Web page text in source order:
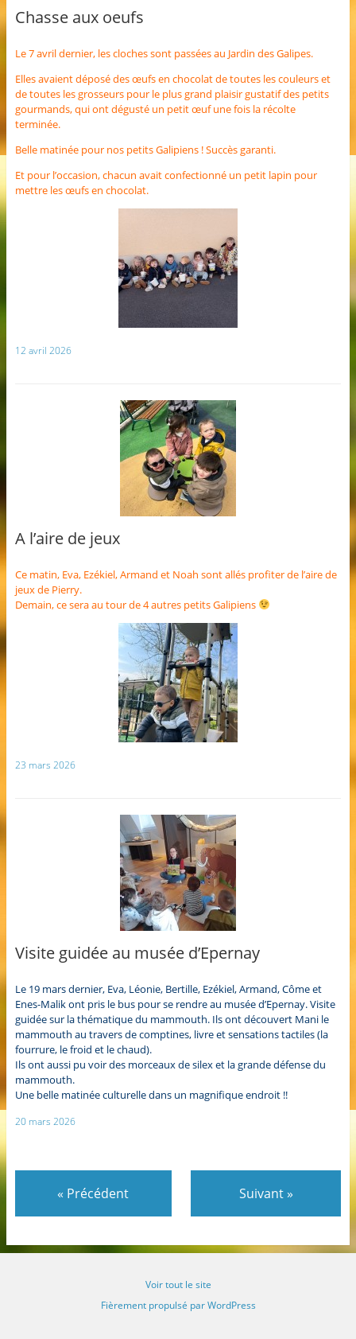
Chasse aux oeufs
Le 7 avril dernier, les cloches sont passées au Jardin des Galipes.
Elles avaient déposé des œufs en chocolat de toutes les couleurs et
de toutes les grosseurs pour le plus grand plaisir gustatif des petits
gourmands, qui ont dégusté un petit œuf une fois la récolte
terminée.
Belle matinée pour nos petits Galipiens ! Succès garanti.
Et pour l’occasion, chacun avait confectionné un petit lapin pour
mettre les œufs en chocolat.
12 avril 2026
A l’aire de jeux
Ce matin, Eva, Ezékiel, Armand et Noah sont allés profiter de l’aire de
jeux de Pierry.
Demain, ce sera au tour de 4 autres petits Galipiens
23 mars 2026
Visite guidée au musée d’Epernay
Le 19 mars dernier, Eva, Léonie, Bertille, Ezékiel, Armand, Côme et
Enes-Malik ont pris le bus pour se rendre au musée d’Epernay. Visite
guidée sur la thématique du mammouth. Ils ont découvert Mani le
mammouth au travers de comptines, livre et sensations tactiles (la
fourrure, le froid et le chaud).
Ils ont aussi pu voir des morceaux de silex et la grande défense du
mammouth.
Une belle matinée culturelle dans un magnifique endroit !!
20 mars 2026
« Précédent Suivant»
Voir tout le site
Fièrement propulsé par WordPress